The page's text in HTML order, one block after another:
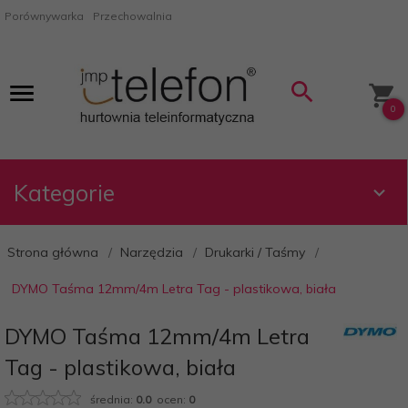
Porównywarka Przechowalnia
0
Kategorie
Strona główna Narzędzia Drukarki / Taśmy
DYMO Taśma 12mm/4m Letra Tag - plastikowa, biała
DYMO Taśma 12mm/4m Letra
Tag - plastikowa, biała
średnia: 0.0ocen: 0